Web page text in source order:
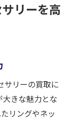
リーを高
サリーの買取に
きな魅力とな
リングやネッ